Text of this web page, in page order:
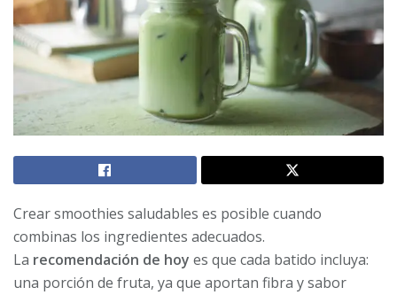
Crear smoothies saludables es posible cuando
combinas los ingredientes adecuados.
La recomendación de hoy es que cada batido incluya:
una porción de fruta, ya que aportan fibra y sabor